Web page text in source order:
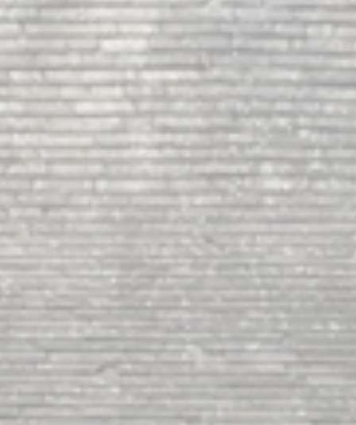
Marchés
Publics
Affichage
Règlementaire
Vidéo
Stade
MICRO-
CRECHE